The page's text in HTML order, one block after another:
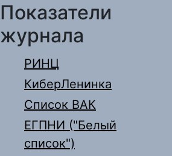
Показатели
журнала
РИНЦ
КиберЛенинка
Список ВАК
ЕГПНИ ("Белый
список")